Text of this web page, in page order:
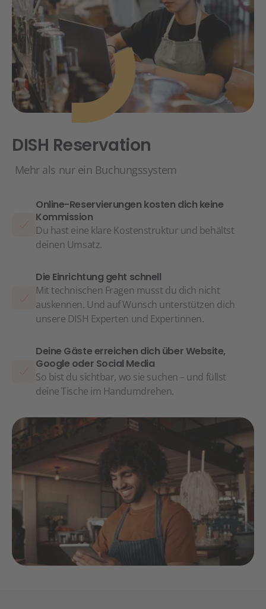
DISH Reservation
Mehr als nur ein Buchungssystem
Online-Reservierungen kosten dich keine
Kommission
Du hast eine klare Kostenstruktur und behältst
deinen Umsatz.
Die Einrichtung geht schnell
Mit technischen Fragen musst du dich nicht
auskennen. Und auf Wunsch unterstützen dich
unsere DISH Experten und Expertinnen.
Deine Gäste erreichen dich über Website,
Google oder Social Media
So bist du sichtbar, wo sie suchen – und füllst
deine Tische im Handumdrehen.